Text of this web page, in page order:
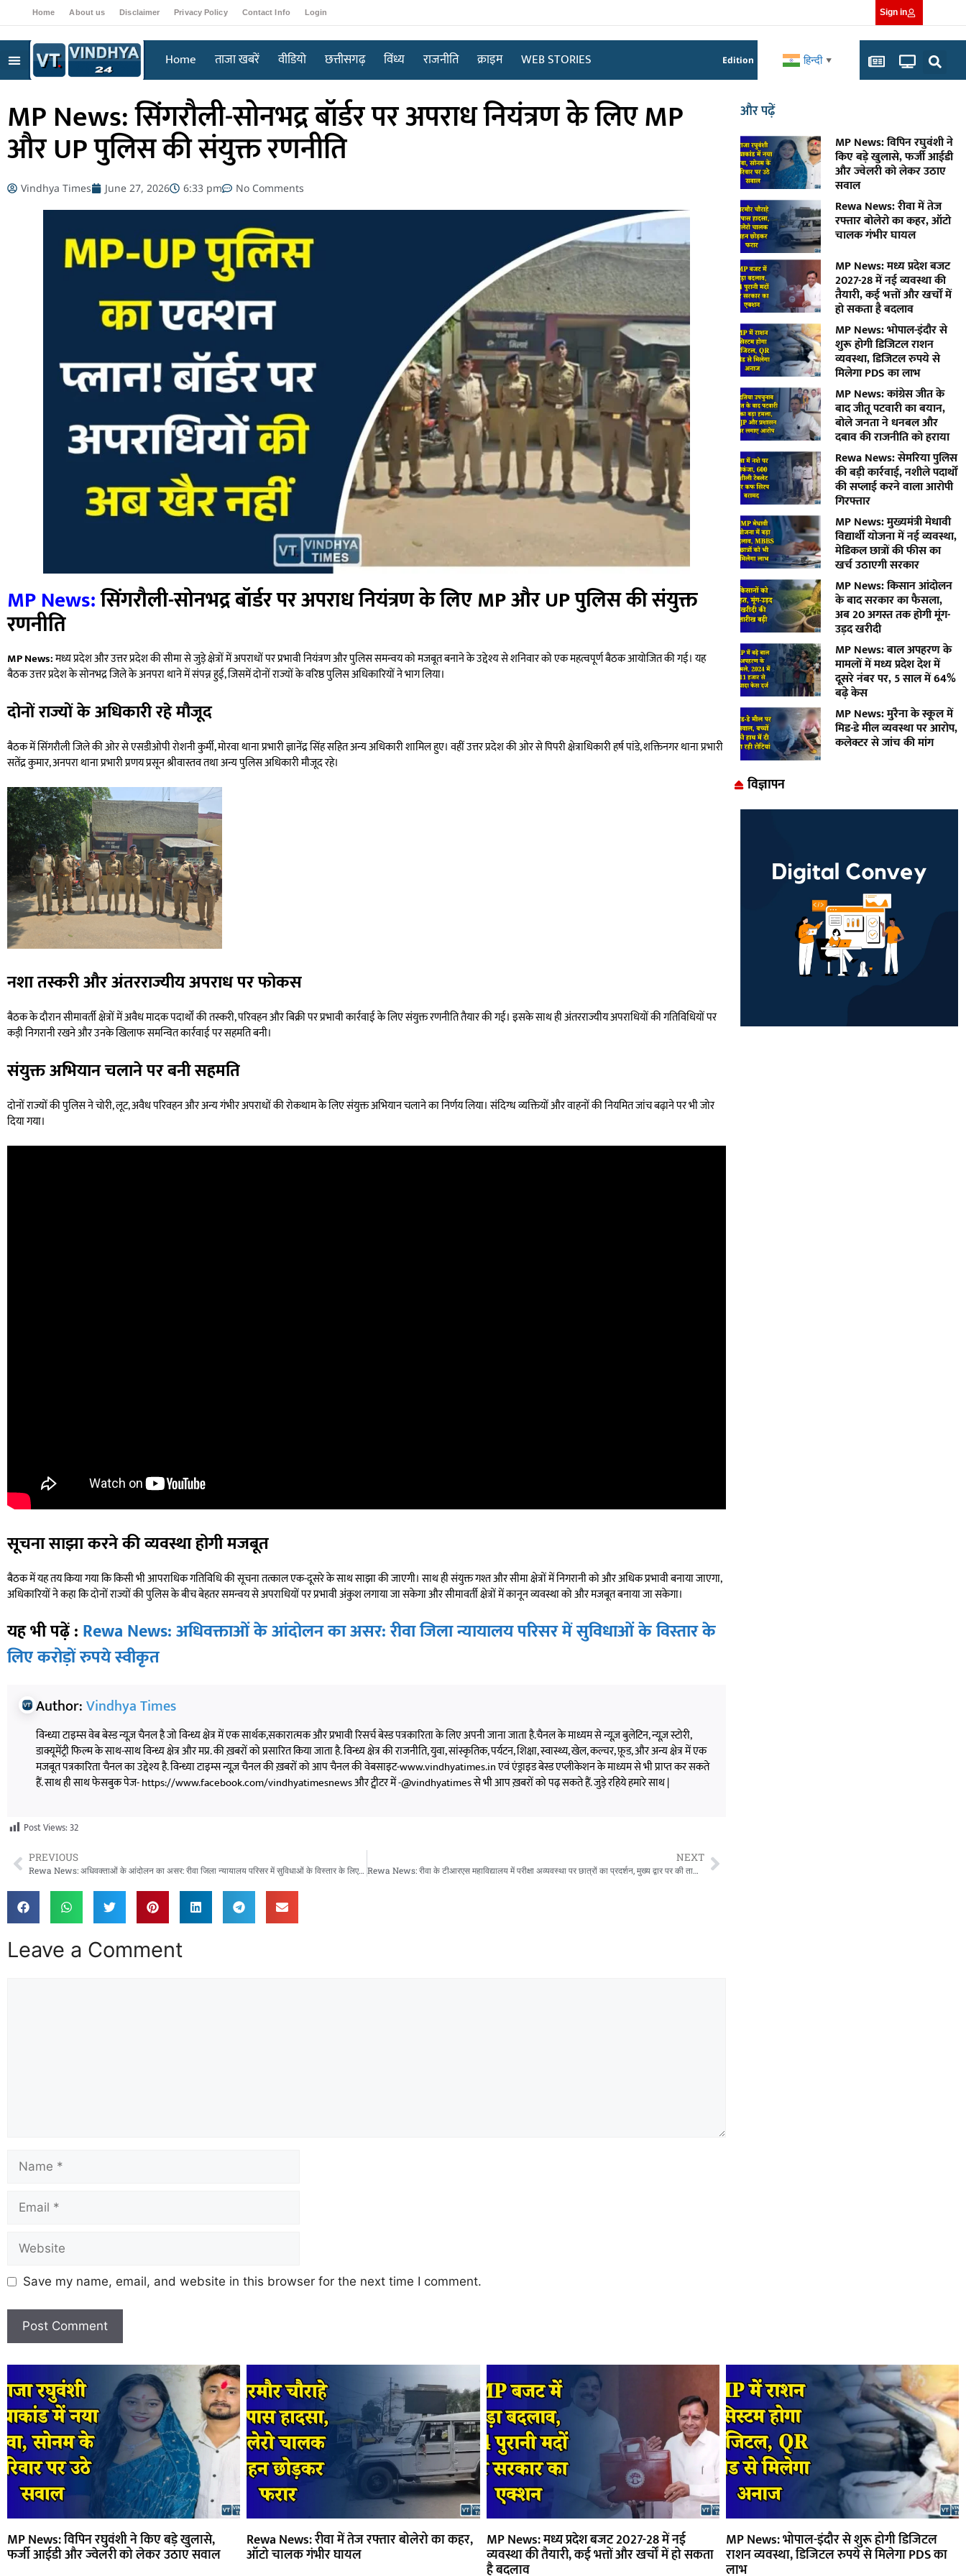
Home About us Disclaimer Privacy Policy Contact Info Login Sign in
Home ताजा खबरें वीडियो छत्तीसगढ़ विंध्य राजनीति क्राइम WEB STORIES Edition हिन्दी ▼
MP News: सिंगरौली-सोनभद्र बॉर्डर पर अपराध नियंत्रण के लिए MP
और UP पुलिस की संयुक्त रणनीति
Vindhya Times June 27, 2026 6:33 pm No Comments
MP News:सिंगरौली-सोनभद्र बॉर्डर पर अपराध नियंत्रण के लिए MP और UP पुलिस की संयुक्त
रणनीति
MP News:मध्य प्रदेश और उत्तर प्रदेश की सीमा से जुड़े क्षेत्रों में अपराधों पर प्रभावी नियंत्रण और पुलिस समन्वय को मजबूत बनाने के उद्देश्य से शनिवार को एक महत्वपूर्ण बैठक आयोजित की गई। यह
बैठक उत्तर प्रदेश के सोनभद्र जिले के अनपरा थाने में संपन्न हुई, जिसमें दोनों राज्यों के वरिष्ठ पुलिस अधिकारियों ने भाग लिया।
दोनों राज्यों के अधिकारी रहे मौजूद
बैठक में सिंगरौली जिले की ओर से एसडीओपी रोशनी कुर्मी, मोरवा थाना प्रभारी ज्ञानेंद्र सिंह सहित अन्य अधिकारी शामिल हुए। वहीं उत्तर प्रदेश की ओर से पिपरी क्षेत्राधिकारी हर्ष पांडे, शक्तिनगर थाना प्रभारी
सतेंद्र कुमार, अनपरा थाना प्रभारी प्रणय प्रसून श्रीवास्तव तथा अन्य पुलिस अधिकारी मौजूद रहे।
नशा तस्करी और अंतरराज्यीय अपराध पर फोकस
बैठक के दौरान सीमावर्ती क्षेत्रों में अवैध मादक पदार्थों की तस्करी, परिवहन और बिक्री पर प्रभावी कार्रवाई के लिए संयुक्त रणनीति तैयार की गई। इसके साथ ही अंतरराज्यीय अपराधियों की गतिविधियों पर
कड़ी निगरानी रखने और उनके खिलाफ समन्वित कार्रवाई पर सहमति बनी।
संयुक्त अभियान चलाने पर बनी सहमति
दोनों राज्यों की पुलिस ने चोरी, लूट, अवैध परिवहन और अन्य गंभीर अपराधों की रोकथाम के लिए संयुक्त अभियान चलाने का निर्णय लिया। संदिग्ध व्यक्तियों और वाहनों की नियमित जांच बढ़ाने पर भी जोर
दिया गया।
सूचना साझा करने की व्यवस्था होगी मजबूत
बैठक में यह तय किया गया कि किसी भी आपराधिक गतिविधि की सूचना तत्काल एक-दूसरे के साथ साझा की जाएगी। साथ ही संयुक्त गश्त और सीमा क्षेत्रों में निगरानी को और अधिक प्रभावी बनाया जाएगा,
अधिकारियों ने कहा कि दोनों राज्यों की पुलिस के बीच बेहतर समन्वय से अपराधियों पर प्रभावी अंकुश लगाया जा सकेगा और सीमावर्ती क्षेत्रों में कानून व्यवस्था को और मजबूत बनाया जा सकेगा।
यह भी पढ़ें : Rewa News: अधिवक्ताओं के आंदोलन का असर: रीवा जिला न्यायालय परिसर में सुविधाओं के विस्तार के
लिए करोड़ों रुपये स्वीकृत
Author:Vindhya Times
विन्ध्या टाइम्स वेब बेस्ड न्यूज़ चैनल है जो विन्ध्य क्षेत्र में एक सार्थक,सकारात्मक और प्रभावी रिसर्च बेस्ड पत्रकारिता के लिए अपनी जाना जाता है.चैनल के माध्यम से न्यूज़ बुलेटिन, न्यूज़ स्टोरी,
डाक्यूमेंट्री फिल्म के साथ-साथ विन्ध्य क्षेत्र और मप्र. की ख़बरों को प्रसारित किया जाता है. विन्ध्य क्षेत्र की राजनीति, युवा, सांस्कृतिक, पर्यटन, शिक्षा, स्वास्थ्य, खेल, कल्चर, फ़ूड, और अन्य क्षेत्र में एक
मजबूत पत्रकारिता चैनल का उद्देश्य है. विन्ध्या टाइम्स न्यूज़ चैनल की ख़बरों को आप चैनल की वेबसाइट-www.vindhyatimes.in एवं एंड्राइड बेस्ड एप्लीकेशन के माध्यम से भी प्राप्त कर सकते
हैं. साथ ही साथ फेसबुक पेज- https://www.facebook.com/vindhyatimesnews और ट्वीटर में -@vindhyatimes से भी आप ख़बरों को पढ़ सकते हैं. जुड़े रहिये हमारे साथ |
Post Views:32
PREVIOUS
Rewa News: अधिवक्ताओं के आंदोलन का असर: रीवा जिला न्यायालय परिसर में सुविधाओं के विस्तार के लिए करोड़ों रुपये स्वीकृत
NEXT
Rewa News: रीवा के टीआरएस महाविद्यालय में परीक्षा अव्यवस्था पर छात्रों का प्रदर्शन, मुख्य द्वार पर की तालाबंदी
Leave a Comment
Save my name, email, and website in this browser for the next time I comment.
और पढ़ें
MP News: विपिन रघुवंशी ने
किए बड़े खुलासे, फर्जी आईडी
और ज्वेलरी को लेकर उठाए
सवाल
Rewa News: रीवा में तेज
रफ्तार बोलेरो का कहर, ऑटो
चालक गंभीर घायल
MP News: मध्य प्रदेश बजट
2027-28 में नई व्यवस्था की
तैयारी, कई भत्तों और खर्चों में
हो सकता है बदलाव
MP News: भोपाल-इंदौर से
शुरू होगी डिजिटल राशन
व्यवस्था, डिजिटल रुपये से
मिलेगा PDS का लाभ
MP News: कांग्रेस जीत के
बाद जीतू पटवारी का बयान,
बोले जनता ने धनबल और
दबाव की राजनीति को हराया
Rewa News: सेमरिया पुलिस
की बड़ी कार्रवाई, नशीले पदार्थों
की सप्लाई करने वाला आरोपी
गिरफ्तार
MP News: मुख्यमंत्री मेधावी
विद्यार्थी योजना में नई व्यवस्था,
मेडिकल छात्रों की फीस का
खर्च उठाएगी सरकार
MP News: किसान आंदोलन
के बाद सरकार का फैसला,
अब 20 अगस्त तक होगी मूंग-
उड़द खरीदी
MP News: बाल अपहरण के
मामलों में मध्य प्रदेश देश में
दूसरे नंबर पर, 5 साल में 64%
बढ़े केस
MP News: मुरैना के स्कूल में
मिड-डे मील व्यवस्था पर आरोप,
कलेक्टर से जांच की मांग
विज्ञापन
MP News: विपिन रघुवंशी ने किए बड़े खुलासे,
फर्जी आईडी और ज्वेलरी को लेकर उठाए सवाल
Rewa News: रीवा में तेज रफ्तार बोलेरो का कहर,
ऑटो चालक गंभीर घायल
MP News: मध्य प्रदेश बजट 2027-28 में नई
व्यवस्था की तैयारी, कई भत्तों और खर्चों में हो सकता
है बदलाव
MP News: भोपाल-इंदौर से शुरू होगी डिजिटल
राशन व्यवस्था, डिजिटल रुपये से मिलेगा PDS का
लाभ